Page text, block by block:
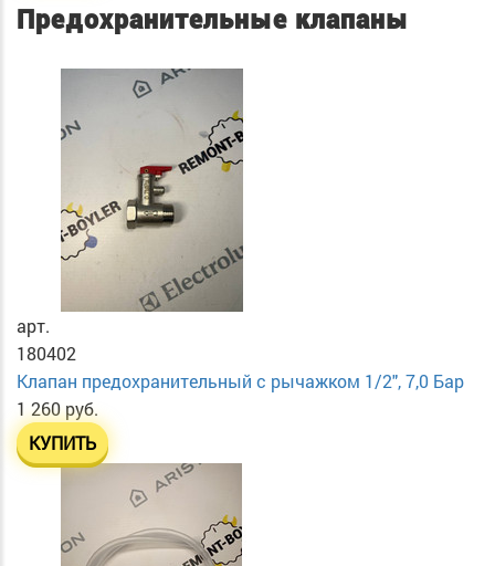
Предохранительные клапаны
арт.
180402
Клапан предохранительный с рычажком 1/2", 7,0 Бар
1 260 руб.
КУПИТЬ